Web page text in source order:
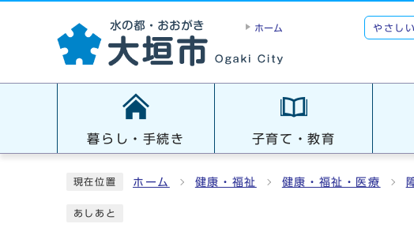
ホーム やさし
暮らし・手続き 子育て・教育
現在位置 ホーム 健康・福祉 健康・福祉・医療
あしあと